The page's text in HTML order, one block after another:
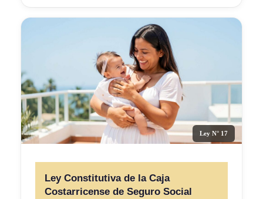
Ley N° 17
Ley Constitutiva de la Caja
Costarricense de Seguro Social